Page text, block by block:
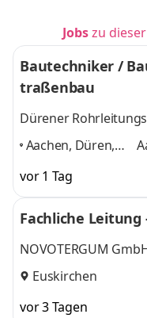
Jobszu
Bautechniker /
traßenbau
Dürener
Aachen, Düren,
Heinsberg,
Mönchengladbach,
vor 1 Tag
Fachliche
NOVOTERGUM
Euskirchen
vor 3 Tagen